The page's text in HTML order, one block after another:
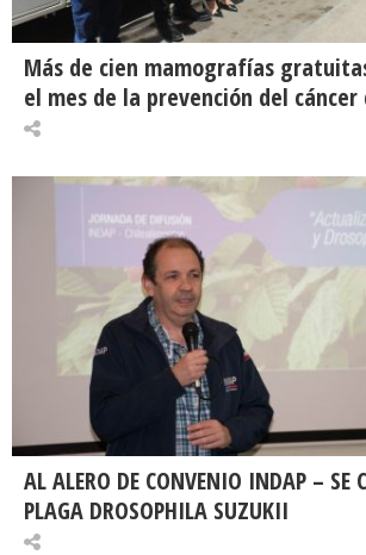
Más de cien mamografías
el mes de la prevención del cáncer
AL ALERO DE CONVENIO INDAP – SE
PLAGA DROSOPHILA SUZUKII